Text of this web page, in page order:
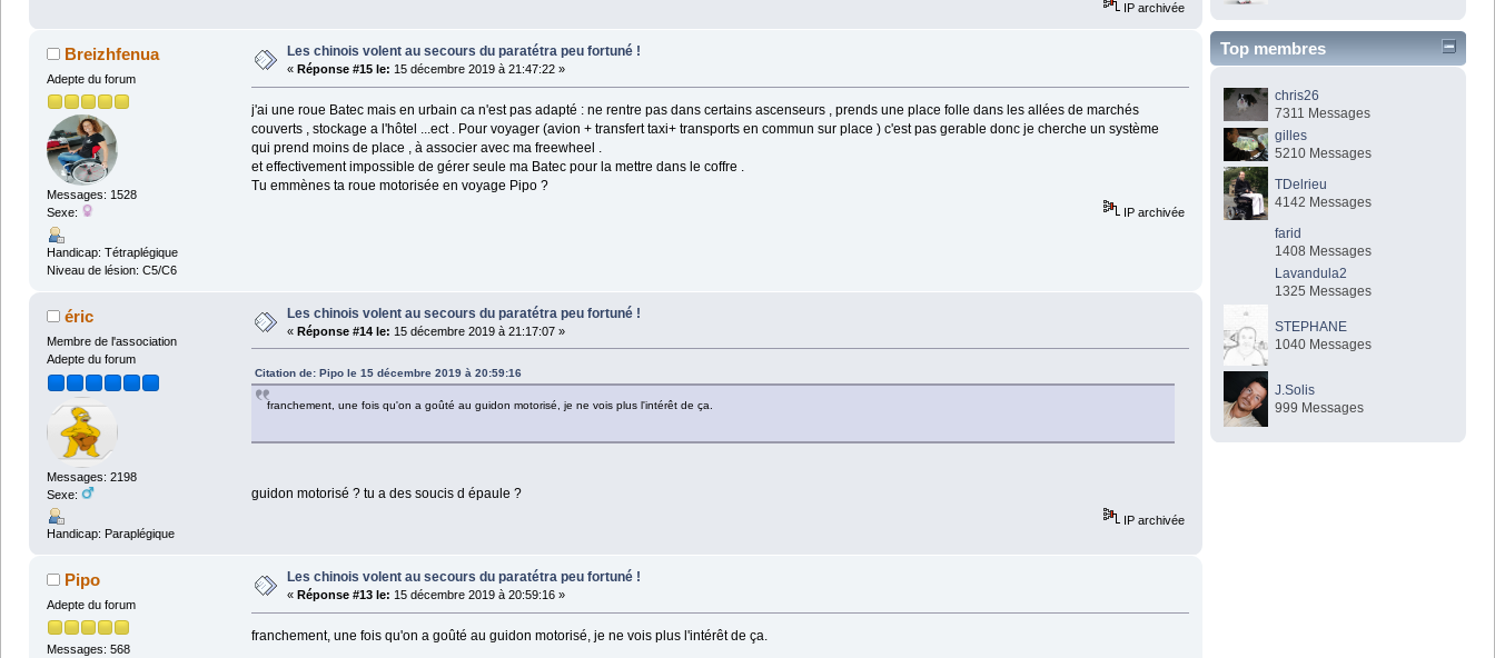
IP archivée
Breizhfenua
Adepte du forum
Messages: 1528
Sexe:
Handicap: Tétraplégique
Niveau de lésion: C5/C6
Les chinois volent au secours du paratétra peu fortuné !
« Réponse #15 le: 15 décembre 2019 à 21:47:22 »
j'ai une roue Batec mais en urbain ca n'est pas adapté : ne rentre pas dans certains ascenseurs , prends une place folle dans les allées de marchés
couverts , stockage a l'hôtel ...ect . Pour voyager (avion + transfert taxi+ transports en commun sur place ) c'est pas gerable donc je cherche un système
qui prend moins de place , à associer avec ma freewheel .
et effectivement impossible de gérer seule ma Batec pour la mettre dans le coffre .
Tu emmènes ta roue motorisée en voyage Pipo ?
IP archivée
éric
Membre de l'association
Adepte du forum
Messages: 2198
Sexe:
Handicap: Paraplégique
Les chinois volent au secours du paratétra peu fortuné !
« Réponse #14 le: 15 décembre 2019 à 21:17:07 »
Citation de: Pipo le 15 décembre 2019 à 20:59:16
franchement, une fois qu'on a goûté au guidon motorisé, je ne vois plus l'intérêt de ça.
guidon motorisé ? tu a des soucis d épaule ?
IP archivée
Pipo
Adepte du forum
Messages: 568
Les chinois volent au secours du paratétra peu fortuné !
« Réponse #13 le: 15 décembre 2019 à 20:59:16 »
franchement, une fois qu'on a goûté au guidon motorisé, je ne vois plus l'intérêt de ça.
Top membres
chris26
7311 Messages
gilles
5210 Messages
TDelrieu
4142 Messages
farid
1408 Messages
Lavandula2
1325 Messages
STEPHANE
1040 Messages
J.Solis
999 Messages